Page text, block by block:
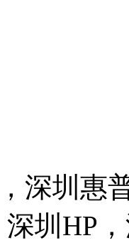
深圳惠
圳HP